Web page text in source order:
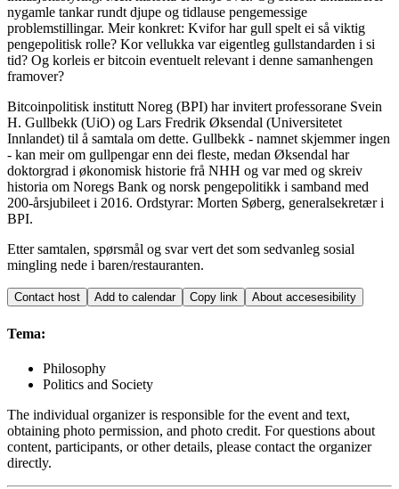
nygamle tankar rundt djupe og tidlause pengemessige
problemstillingar. Meir konkret: Kvifor har gull spelt ei så viktig
pengepolitisk rolle? Kor vellukka var eigentleg gullstandarden i si
tid? Og korleis er bitcoin eventuelt relevant i denne samanhengen
framover?
Bitcoinpolitisk institutt Noreg (BPI) har invitert professorane Svein
H. Gullbekk (UiO) og Lars Fredrik Øksendal (Universitetet
Innlandet) til å samtala om dette. Gullbekk - namnet skjemmer ingen
- kan meir om gullpengar enn dei fleste, medan Øksendal har
doktorgrad i økonomisk historie frå NHH og var med og skreiv
historia om Noregs Bank og norsk pengepolitikk i samband med
200-årsjubileet i 2016. Ordstyrar: Morten Søberg, generalsekretær i
BPI.
Etter samtalen, spørsmål og svar vert det som sedvanleg sosial
mingling nede i baren/restauranten.
Contact host Add to calendar Copy link About accesesibility
Tema:
Philosophy
Politics and Society
The individual organizer is responsible for the event and text,
obtaining photo permission, and photo credit. For questions about
content, participants, or other details, please contact the organizer
directly.